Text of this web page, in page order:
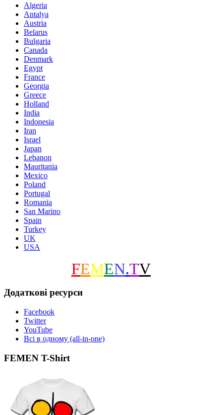
Algeria
Antalya
Austria
Belarus
Bulgaria
Canada
Denmark
Egypt
France
Georgia
Greece
Holland
India
Indonesia
Iran
Israel
Japan
Lebanon
Mauritania
Mexico
Poland
Portugal
Romania
San Marino
Spain
Turkey
UK
USA
FEMEN.TV
Додаткові ресурси
Facebook
Twitter
YouTube
Всі в одному (all-in-one)
FEMEN T-Shirt